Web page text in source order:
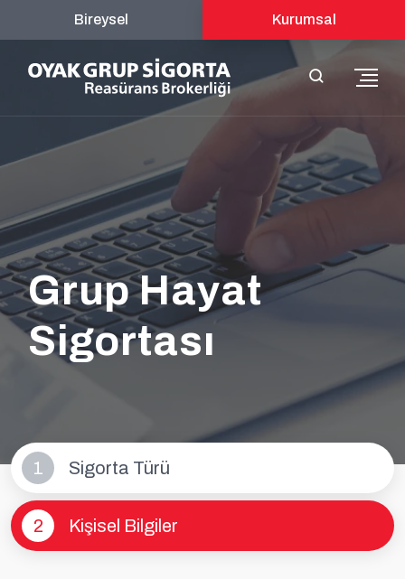
Bireysel Kurumsal
Grup Hayat
Sigortası
1 Sigorta Türü
2 Kişisel Bilgiler